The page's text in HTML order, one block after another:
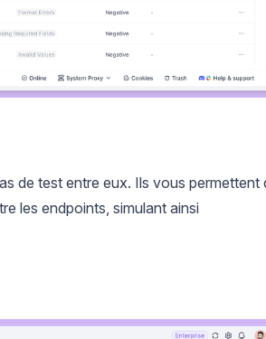
de test entre eux. Ils vous permettent
les endpoints, simulant ainsi